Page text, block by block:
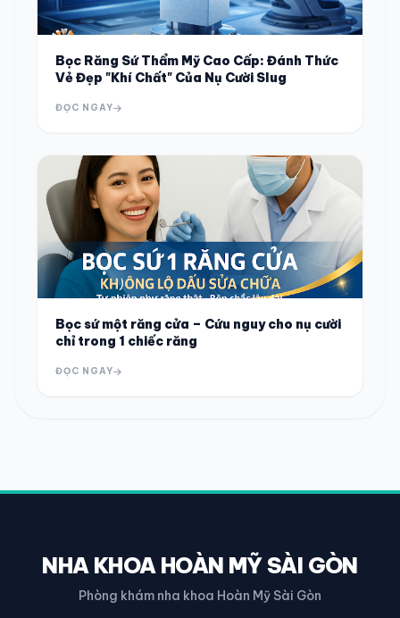
Bọc Răng Sứ Thẩm Mỹ Cao Cấp: Đánh Thức
Vẻ Đẹp "Khí Chất" Của Nụ Cười Slug
ĐỌC NGAY
Bọc sứ một răng cửa – Cứu nguy cho nụ cười
chỉ trong 1 chiếc răng
ĐỌC NGAY
NHA KHOA HOÀN MỸ SÀI GÒN
Phòng khám nha khoa Hoàn Mỹ Sài Gòn